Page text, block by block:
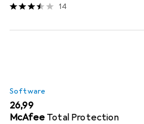
14
Software
EUR
26,99
McAfee Total Protection